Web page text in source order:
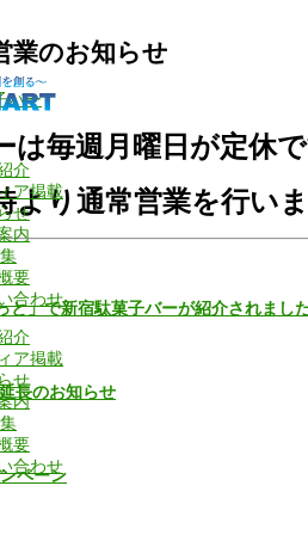
介
ア掲載
せ
内
要
合わせ
介
ア掲載
せ
内
要
合わせ
業のお知らせ
バー
は毎週月曜日が定休
より通常営業を行いま
と」で新宿駄菓子バーが紹介されました
長のお知らせ
ペーン